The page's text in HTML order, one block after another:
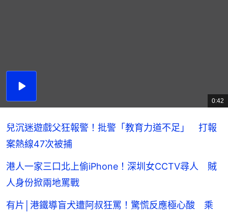
播
總
共
0:42
兒沉迷遊戲父狂報警！批警「教育力道不足」 打報
案熱線47次被捕
港人一家三口北上偷iPhone！深圳女CCTV尋人 賊
人身份掀兩地罵戰
有片│港鐵導盲犬遭阿叔狂罵！驚慌反應極心酸 乘